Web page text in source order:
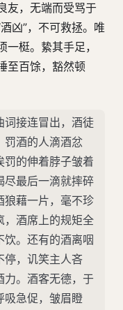
友，无端而受骂于
凶”，不可救拯。唯
梃。絷其手足，
至百馀，豁然顿
词接连冒出，酒徒
罚酒的人滴酒忿
罚的伸着脖子皱着
尽最后一滴就摔碎
狼藉一片，毫不珍
，酒席上的规矩全
。还有的酒离咽
停，讥笑主人吝
力。酒客无德，于
吸急促，皱眉瞪